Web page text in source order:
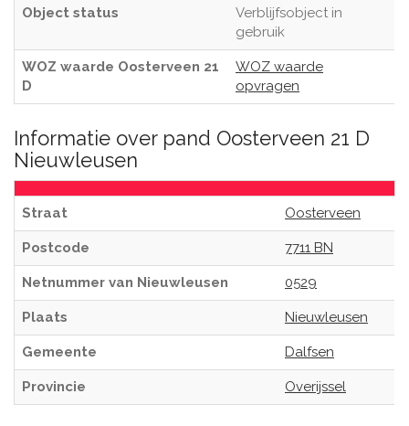
Object status
Verblijfsobject in
gebruik
WOZ waarde Oosterveen 21
D
WOZ waarde
opvragen
Informatie over pand Oosterveen 21 D
Nieuwleusen
Straat Oosterveen
Postcode 7711 BN
Netnummer van Nieuwleusen 0529
Plaats Nieuwleusen
Gemeente Dalfsen
Provincie Overijssel